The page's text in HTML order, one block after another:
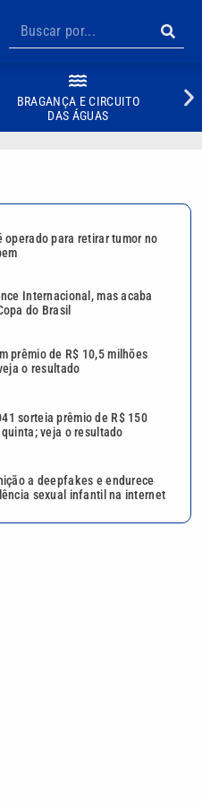
BRAGANÇA E CIRCUITO
DAS ÁGUAS
operado para retirar tumor no
Internacional, mas acaba
do Brasil
prêmio de R$ 10,5 milhões
o resultado
sorteia prêmio de R$ 150
veja o resultado
a deepfakes e endurece
sexual infantil na internet